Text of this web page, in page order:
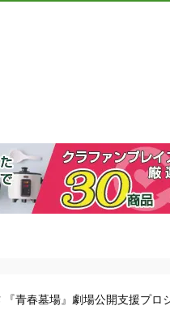
青春墓場』劇場公開支援プロ